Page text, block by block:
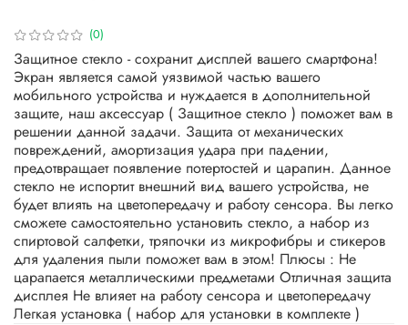
(0)
Защитное стекло - сохранит дисплей вашего смартфона!
Экран является самой уязвимой частью вашего
мобильного устройства и нуждается в дополнительной
защите, наш аксессуар ( Защитное стекло ) поможет вам в
решении данной задачи. Защита от механических
повреждений, амортизация удара при падении,
предотвращает появление потертостей и царапин. Данное
стекло не испортит внешний вид вашего устройства, не
будет влиять на цветопередачу и работу сенсора. Вы легко
сможете самостоятельно установить стекло, а набор из
спиртовой салфетки, тряпочки из микрофибры и стикеров
для удаления пыли поможет вам в этом! Плюсы : Не
царапается металлическими предметами Отличная защита
дисплея Не влияет на работу сенсора и цветопередачу
Легкая установка ( набор для установки в комплекте )